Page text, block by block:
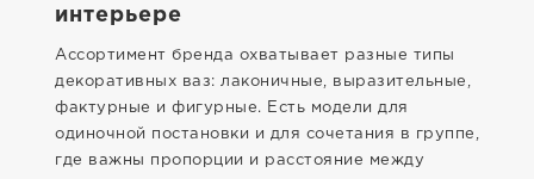
интерьере
Ассортимент бренда охватывает разные типы
декоративных ваз: лаконичные, выразительные,
фактурные и фигурные. Есть модели для
одиночной постановки и для сочетания в группе,
где важны пропорции и расстояние между